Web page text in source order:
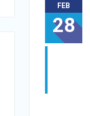
FEB
28